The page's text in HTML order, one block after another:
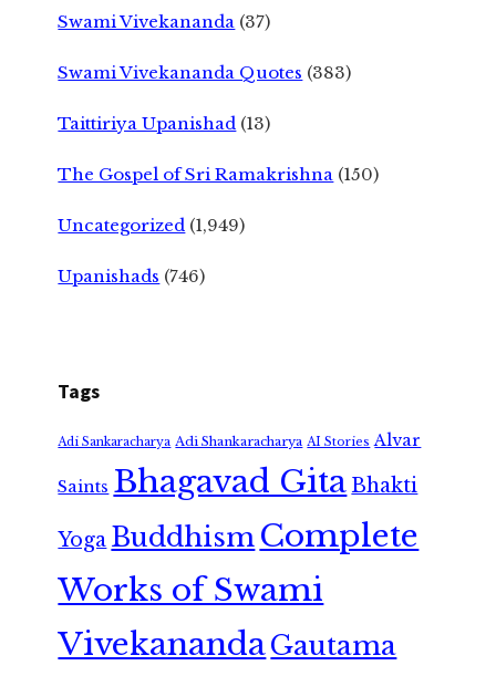
Swami Vivekananda (37)
Swami Vivekananda Quotes (383)
Taittiriya Upanishad (13)
The Gospel of Sri Ramakrishna (150)
Uncategorized (1,949)
Upanishads (746)
Tags
Adi Sankaracharya Adi Shankaracharya AI Stories Alvar
Saints Bhagavad GitaBhakti
Yoga Buddhism Complete
Works of Swami
VivekanandaGautama